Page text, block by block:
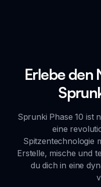
Erlebe den
Sprunki Phase 10 ist
eine
Spitzentechnologie
Erstelle, mische und
du dich in eine